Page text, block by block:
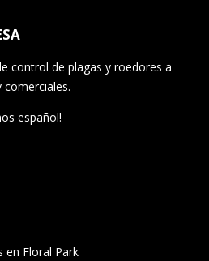
control de plagas y roedores a
comerciales.
español!
en Floral Park